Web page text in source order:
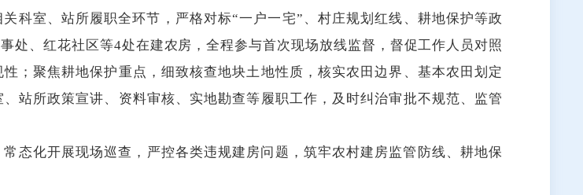
科室、站所履职全环节，严格对标“一户一宅”、 村庄规划红线 、耕地保护等政
处、红花社区等4处在建农房，全程参与首次现场放线监督，督促工作人员对照
；聚焦耕地保护重点，细致核查地块土地性质，核实农田边界、 基本农田划定
站所政策宣讲、资料审核、实地勘查等履职工作，及时纠治审批不规范、监管
态化开展现场巡查，严控各类违规建房问题，筑牢农村建房监管防线、耕地保